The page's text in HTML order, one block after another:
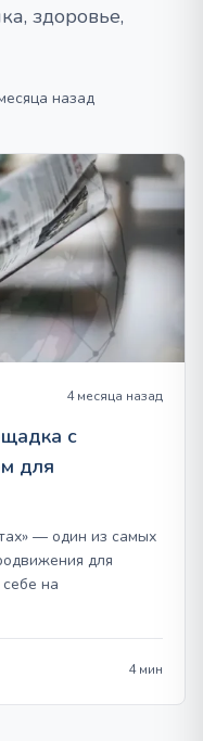
здоровье,
назад
4 месяца назад
с
для
— один из самых
для
на
4 мин